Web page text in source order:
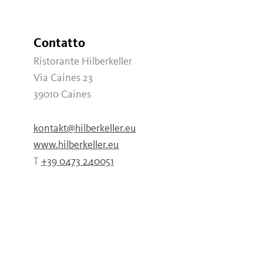
Contatto
Ristorante Hilberkeller
Via Caines 23
39010 Caines
kontakt@hilberkeller.eu
www.hilberkeller.eu
T +39 0473 240051